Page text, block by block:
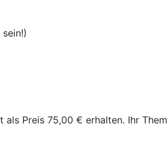
)
als Preis 75,00 € erhalten. Ihr